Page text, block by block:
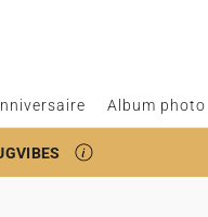
Album photo